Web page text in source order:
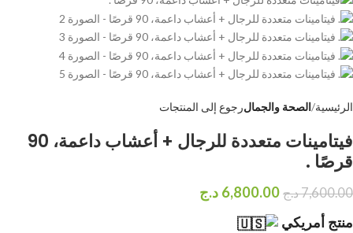
الرئيسية الصحة والجمالرجوع إلى المنتجات
فيتامينات متعددة للرجال + أعشاب داعمة، 90
قرصًا .
7,600.00د.ج 6,800.00 د.ج
منتج أمريكي